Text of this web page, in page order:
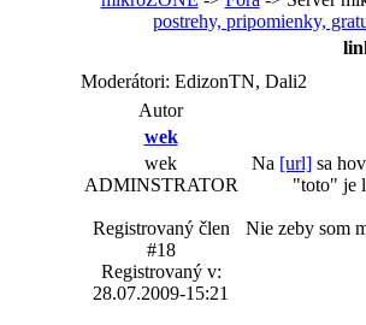
postrehy, pripomienky,
Moderátori: EdizonTN, Dali2
Autor
wek
wek
ADMINSTRATOR
Registrovaný člen
#18
Registrovaný v:
28.07.2009-15:21
Na [url] sa
"toto" je
Nie zeby som